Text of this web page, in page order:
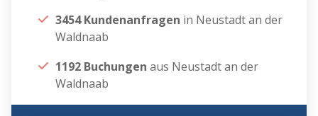
3454 Kundenanfragen in Neustadt an der
Waldnaab
1192 Buchungen aus Neustadt an der
Waldnaab